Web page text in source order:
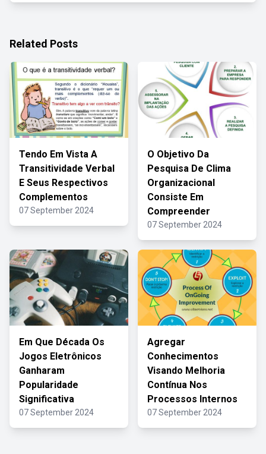
Related Posts
Tendo Em Vista A
Transitividade Verbal
E Seus Respectivos
Complementos
07 September 2024
O Objetivo Da
Pesquisa De Clima
Organizacional
Consiste Em
Compreender
07 September 2024
Em Que Década Os
Jogos Eletrônicos
Ganharam
Popularidade
Significativa
07 September 2024
Agregar
Conhecimentos
Visando Melhoria
Contínua Nos
Processos Internos
07 September 2024